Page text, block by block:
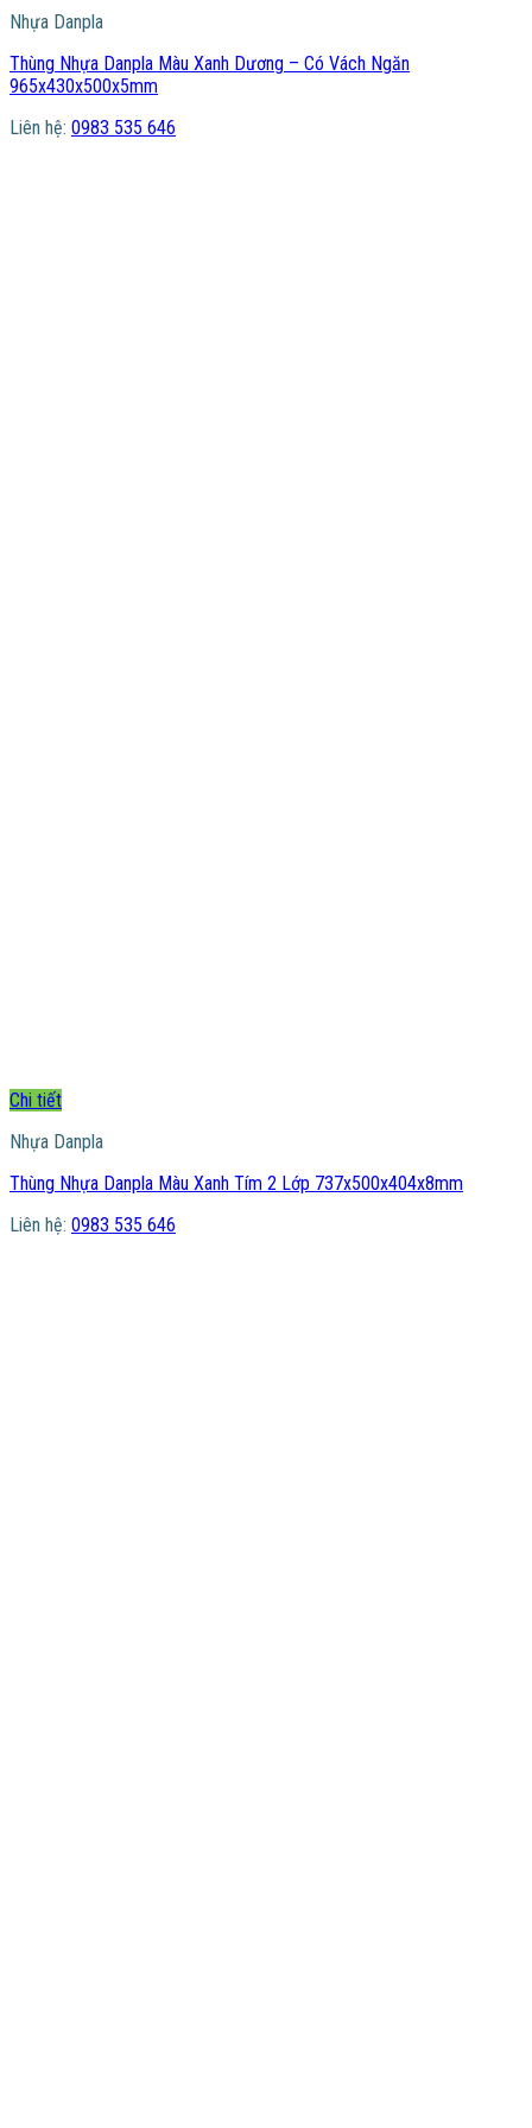
Nhựa Danpla
Thùng Nhựa Danpla Màu Xanh Dương – Có Vách Ngăn
965x430x500x5mm
Liên hệ: 0983 535 646
Chi tiết
Nhựa Danpla
Thùng Nhựa Danpla Màu Xanh Tím 2 Lớp 737x500x404x8mm
Liên hệ: 0983 535 646